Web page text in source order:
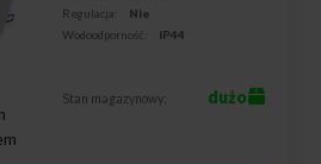
Regulacja:
Nie
Wodoodporność:
IP44
Stan magazynowy: dużo